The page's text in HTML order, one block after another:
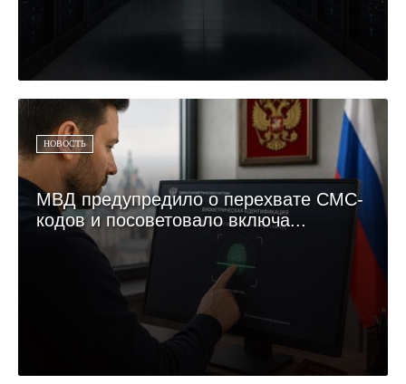
НОВОСТЬ
МВД предупредило о перехвате СМС-
кодов и посоветовало включа...